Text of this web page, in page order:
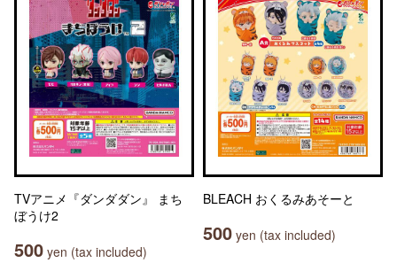
TVアニメ『ダンダダン』 まち
ぼうけ2
500 yen (tax included)
BLEACH おくるみあそーと
500 yen (tax included)